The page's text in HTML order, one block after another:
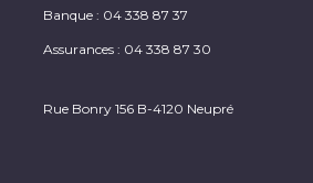
Banque : 04 338 87 37
Assurances : 04 338 87 30
Rue Bonry 156 B-4120 Neupré